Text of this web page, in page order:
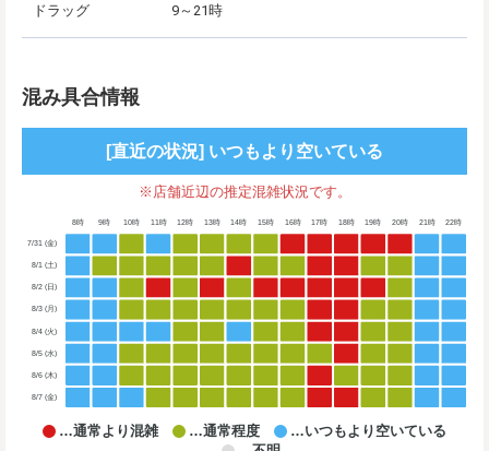
ドラッグ
9～21時
混み具合情報